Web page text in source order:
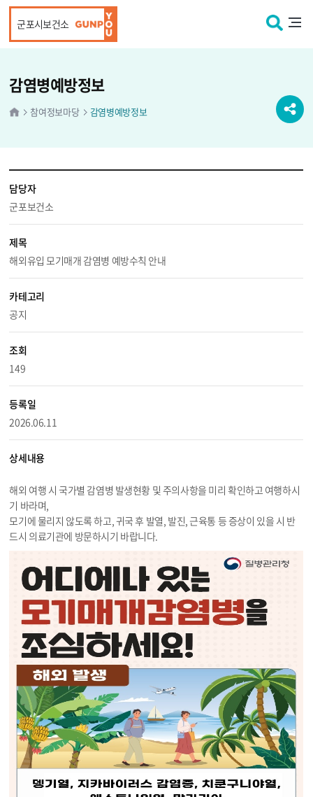
군포시보건소
참여정보마당 감염병예방정보
감염병예방정보
담당자
군포보건소
제목
해외유입 모기매개 감염병 예방수칙 안내
카테고리
공지
조회
149
등록일
2026.06.11
상세내용
해외 여행 시 국가별 감염병 발생현황 및 주의사항을 미리 확인하고 여행하시
기 바라며,
모기에 물리지 않도록 하고, 귀국 후 발열, 발진, 근육통 등 증상이 있을 시 반
드시 의료기관에 방문하시기 바랍니다.